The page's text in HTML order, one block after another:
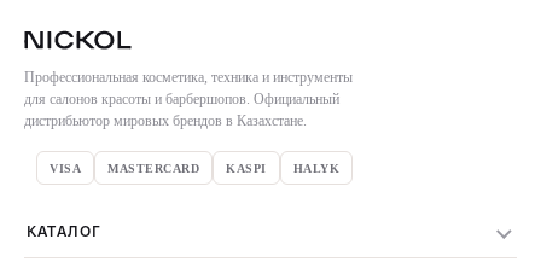
Профессиональная косметика, техника и инструменты
для салонов красоты и барбершопов. Официальный
дистрибьютор мировых брендов в Казахстане.
VISA MASTERCARD KASPI HALYK
КАТАЛОГ